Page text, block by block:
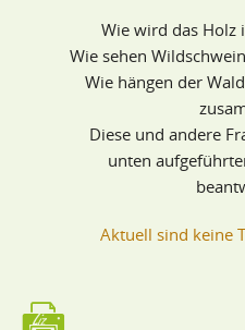
Wie wird das Holz
Wie sehen
Wie hängen der
Diese und andere
unten
Aktuell sind keine